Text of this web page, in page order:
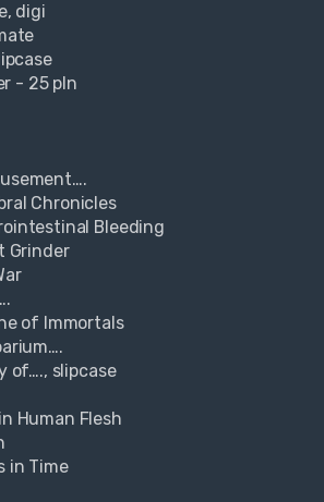
digi
- 25 pln
Chronicles
Bleeding
Grinder
of Immortals
of…., slipcase
Human Flesh
in Time